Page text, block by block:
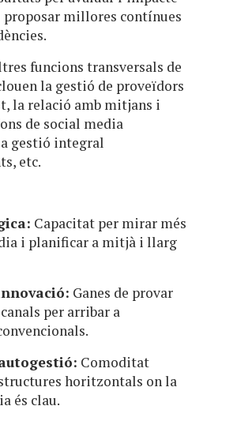
proposar millores contínues
funcions transversals de
la gestió de proveïdors
la relació amb mitjans i
de social media
gestió integral
etc.
Capacitat per mirar més
i planificar a mitjà i llarg
Ganes de provar
per arribar a
Comoditat
horitzontals on la
és clau.